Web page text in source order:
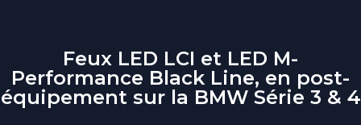
Feux LED LCI et LED M-
Performance Black Line, en post-
équipement sur la BMW Série 3 & 4